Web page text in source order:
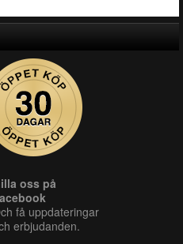
oss på
få uppdateringar
erbjudanden.